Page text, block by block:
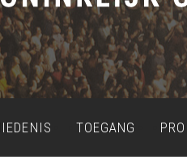
TOEGANG PRO